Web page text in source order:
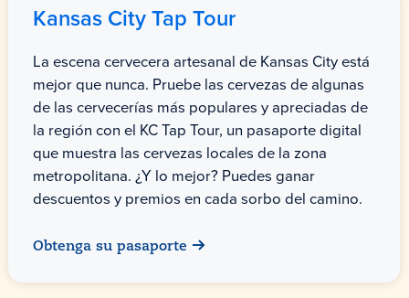
Kansas CityTap Tour
La escena cervecera artesanal de Kansas City está
mejor que nunca. Pruebe las cervezas de algunas
de las cervecerías más populares y apreciadas de
la región con el KC Tap Tour, un pasaporte digital
que muestra las cervezas locales de la zona
metropolitana. ¿Y lo mejor? Puedes ganar
descuentos y premios en cada sorbo del camino.
Obtenga su pasaporte